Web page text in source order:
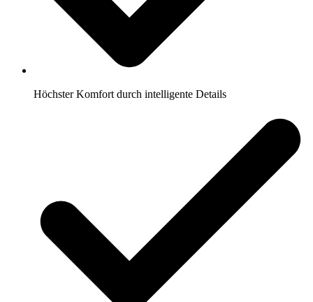
Höchster Komfort durch intelligente Details